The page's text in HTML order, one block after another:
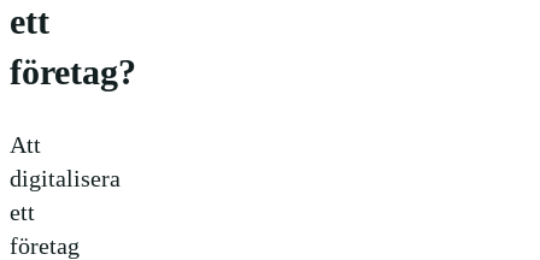
ett
företag?
Att
digitalisera
ett
företag